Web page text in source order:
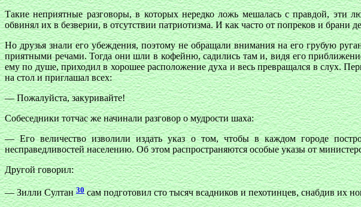
Такие неприятные разговоры, в которых нередко ложь мешалась с правдой, эти
обвинял их в безверии, в отсутствии патриотизма. И как часто от попреков и
Но друзья знали его убеждения, поэтому не обращали внимания на его грубую
приятными речами. Тогда они шли в кофейню, садились там и, видя его
ему по душе, приходил в хорошее расположение духа и весь превращался в слух.
на стол и приглашал всех:
— Пожалуйста, закуривайте!
Собеседники тотчас же начинали разговор о мудрости шаха:
— Его величество изволили издать указ о том, чтобы в каждом городе
несправедливостей населению. Об этом распространяются особые указы от
Другой говорил:
— Зилли Султан30сам подготовил сто тысяч всадников и пехотинцев, снабдив их